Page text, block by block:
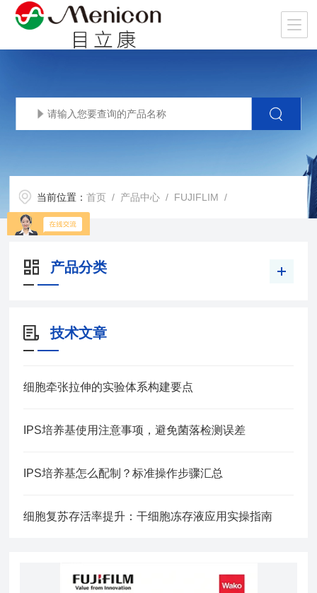
当前位置：首页 / 产品中心 / FUJIFLIM /
产品分类
技术文章
细胞牵张拉伸的实验体系构建要点
IPS培养基使用注意事项，避免菌落检测误差
IPS培养基怎么配制？标准操作步骤汇总
细胞复苏存活率提升：干细胞冻存液应用实操指南